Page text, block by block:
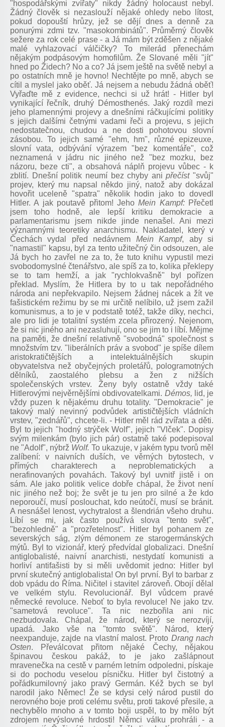
"hospodářskými zvířaty" nikdy žádný holocaust nebyl.
Žádný člověk si nezaslouží nějaké ohledy nebo lítost,
pokud dopouští hrůzy, jež se dějí dnes a denně za
ponurými zdmi tzv. "masokombinátů". Průměrný člověk
sežere za rok celé prase - a Já mám být zděšen z nějaké
malé vyhlazovací válčičky? To milerád přenechám
nějakým podpásovým homofilům. Že Slované měli "jít"
hned po Židech? No a co? Já jsem ještě na světě nebyl a
po ostatních mně je hovno! Nechtějte po mně, abych se
cítil a myslel jako oběť. Já nejsem a nebudu žádná oběť!
Vyřaďte mě z evidence, nechci si už hrát! - Hitler byl
vynikající řečník, druhý Démosthenés. Jaký rozdíl mezi
jeho plamennými projevy a dnešními ráčkujícími politiky
s jejich dalšími četnými vadami řeči a projevu, s jejich
nedostatečnou, chudou a ne dosti pohotovou slovní
zásobou. To jejich samé "ehm, hm", různé epizeuxe,
slovní vata, odbývání výrazem "bez komentáře", což
neznamená v jádru nic jiného než "bez mozku, bez
názoru, beze cti", a obsahová náplň projevu vůbec - k
zblití. Dnešní politik neumí bez chyby anipřečíst"svůj"
projev, který mu napsal někdo jiný, natož aby dokázal
hovořit uceleně "spatra" několik hodin jako to dovedl
Hitler. A jak poutavě přitom! JehoMein Kampf:Přečetl
jsem toho hodně, ale lepší kritiku demokracie a
parlamentarismu jsem nikde jinde nenašel. Ani mezi
významnými teoretiky anarchismu. Nakladatel, který v
Čechách vydal před nedávnem Mein Kampf, aby si
"namastil" kapsu, byl za tento užitečný čin odsouzen, ale
Já bych ho zavřel ne za to, že tuto knihu vypustil mezi
svobodomyslné čtenářstvo, ale spíš za to, kolika překlepy
se to tam hemží, a jak "rychlokvašně" byl pořízen
překlad. Myslím, že Hitlera by to u tak nepořádného
národa ani nepřekvapilo. Nejsem žádnej nácek a žít ve
fašistickém režimu by se mi určitě nelíbilo, už jsem zažil
komunismus, a to je v podstatě totéž, takže díky, nechci,
ale pro lidi je totalitní systém zcela přirozený. Nejenom,
že si nic jiného ani nezasluhují, ono se jim to i líbí. Mějme
na paměti, že dnešní relativně "svobodná" společnost s
množstvím tzv. "liberálních práv a svobod" je spíše dílem
aristokratičtějších a intelektuálnějších skupin
obyvatelstva než obyčejných proletářů, pologramotných
dělníků, zaostalého plebsu a žen z nižších
společenských vrstev. Ženy byly ostatně vždy také
Hitlerovými nejvěrnějšími obdivovatelkami. Démos, lid, je
vždy puzen k nějakému druhu totality. "Demokracie" je
takový malý nevinný podvůdek artističtějších vládních
vrstev, "zednářů", chcete-li. - Hitler měl rád zvířata a děti.
Byl to jejich "hodný strýček Wolf", jejich "Vlček". Dopisy
svým milenkám (bylo jich pár) ostatně také podepisoval
ne "Adolf", nýbrž Wolf. To ukazuje, v jakém typu tvorů měl
zalíbení: v naivních duších, ve věrných bytostech, v
přímých charakterech a neproblematických a
nerafinovaných povahách. Takový byl uvnitř jistě i on
sám. Ale jako politik velice dobře chápal, že život není
nic jiného než boj; že svět je tu jen pro silné a že kdo
neporoučí, musí poslouchat, kdo neútočí, musí se bránit.
A nesnášel lenost, vychytralost a šlendrián všeho druhu.
Líbí se mi, jak často používá slova "tento svět",
"bezohledně" a "prozřetelnost". Hitler byl pohanem ze
severských ság, zlým démonem ze starogermánských
mýtů. Byl to vizionář, který předvídal globalizaci. Dnešní
antiglobalisté, naivní anarchisti, nestydatí komunisti a
horliví antifašisti by si měli uvědomit jedno: Hitler byl
první skutečný antiglobalista! On byl první. Byl to barbar z
dob vpádu do Říma. Ničitel i stavitel zároveň. Obojí dělal
ve velkém stylu. Revolucionář. Byl vůdcem pravé
německé revoluce. Neboť to byla revoluce! Ne jako tzv.
"sametová revoluce". Ta nic nezbořila ani nic
nezbudovala. Chápal, že národ, který se nerozvíjí,
upadá. Jako vše na "tomto světě". Národ, který
neexpanduje, zajde na vlastní malost. Proto Drang nach
Osten. Převálcovat přitom nějaké Čechy, nějakou
špinavou českou pakáž, to je jako zašlápnout
mravenečka na cestě v parném letním odpoledni, pískaje
si do pochodu veselou písničku. Hitler byl čistotný a
pořádkumilovný jako pravý Germán. Kéž bych se byl
narodil jako Němec! Že se kdysi celý národ pustil do
nerovného boje proti celému světu, proti takové přesile, a
nechybělo mnoho a v tomto boji uspěl, to by mělo být
zdrojem nevýslovné hrdosti! Němci válku prohráli - a